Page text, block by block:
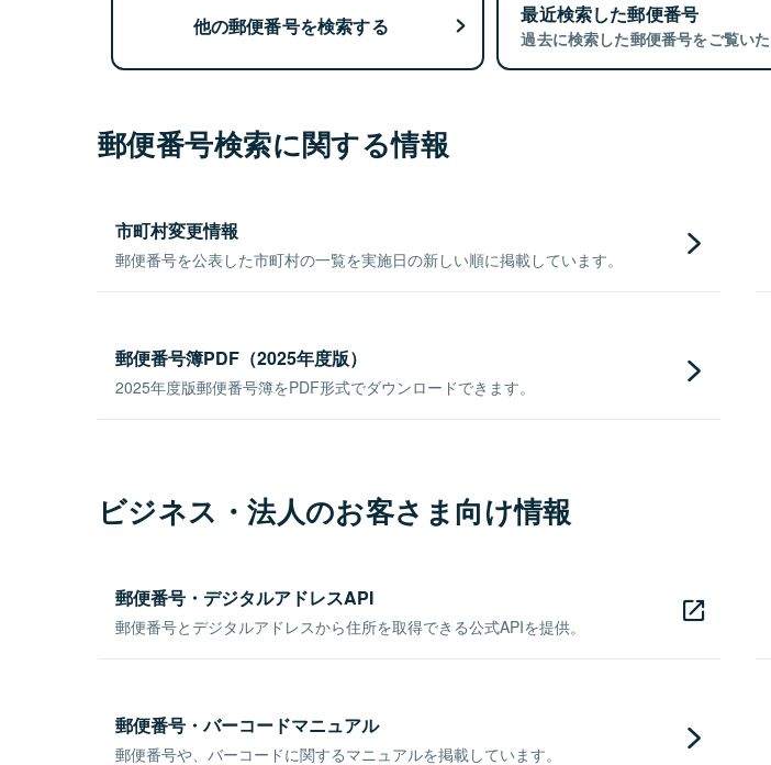
他の郵便番号を検索する 最近検索した郵便番号
過去に検索した郵便番号をご覧いた
郵便番号検索に関する情報
市町村変更情報
郵便番号を公表した市町村の一覧を実施日の新しい順に掲載しています。
郵便番号簿PDF（2025年度版）
2025年度版郵便番号簿をPDF形式でダウンロードできます。
ビジネス・法人のお客さま向け情報
郵便番号・デジタルアドレスAPI
郵便番号とデジタルアドレスから住所を取得できる公式APIを提供。
郵便番号・バーコードマニュアル
郵便番号や、バーコードに関するマニュアルを掲載しています。